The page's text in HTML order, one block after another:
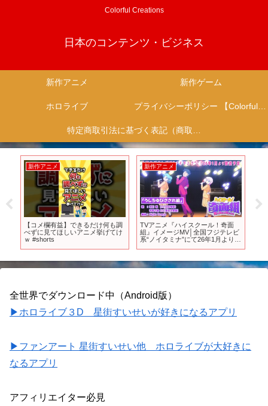
Colorful Creations
日本のコンテンツ・ビジネス
新作アニメ 新作ゲーム
ホロライブ プライバシーポリシー 【Colorful Creation】
特定商取引法に基づく表記（商取引に関する開示）
新作アニメ
【コメ欄有益】できるだけ何も調
べずに見てほしいアニメ挙げてけ
ｗ #shorts
新作アニメ
TVアニメ『ハイスクール！奇面
組』イメージMV│全国フジテレビ
系“ノイタミナ”にて26年1月より放
全世界でダウンロード中（Android版）
▶ホロライブ３D 星街すいせいが好きになるアプリ
▶ファンアート 星街すいせい他 ホロライブが大好きに
なるアプリ
アフィリエイター必見